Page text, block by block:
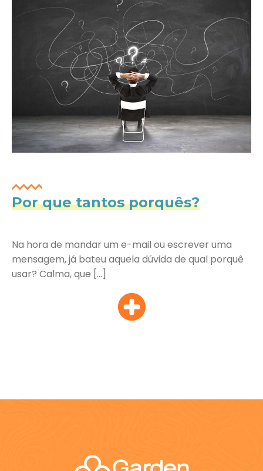
Por que tantos porquês?
Na hora de mandar um e-mail ou escrever uma
mensagem, já bateu aquela dúvida de qual porquê
usar? Calma, que […]